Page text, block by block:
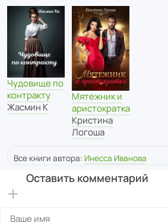
Чудовище по
контракту
Жасмин К
Мятежник и
аристократка
Кристина
Логоша
Все книги автора: Инесса Иванова
Оставить комментарий